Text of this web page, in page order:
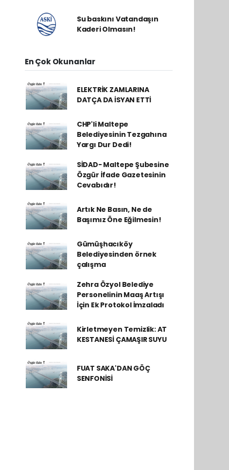
Su baskını Vatandaşın
Kaderi Olmasın!
En Çok Okunanlar
ELEKTRİK ZAMLARINA
DATÇA DA İSYAN ETTİ
CHP'li Maltepe
Belediyesinin Tezgahına
Yargı Dur Dedi!
SİDAD- Maltepe Şubesine
Özgür İfade Gazetesinin
Cevabıdır!
Artık Ne Basın, Ne de
Başımız Öne Eğilmesin!
Gümüşhacıköy
Belediyesinden örnek
çalışma
Zehra Özyol Belediye
Personelinin Maaş Artışı
İçin Ek Protokol İmzaladı
Kirletmeyen Temizlik: AT
KESTANESİ ÇAMAŞIR SUYU
FUAT SAKA'DAN GÖÇ
SENFONİSİ